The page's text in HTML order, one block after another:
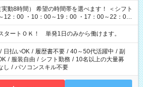
間帯を選べます！ ＜シフト
12：00 ・10：00～19：00 ・17：00～22：00
00 ・22：00～翌6：00 など
タートＯＫ！ 単発1日のみから働けます。
/ 日払いOK / 履歴書不要 / 40～50代活躍中 / 副
/ 服装自由 / シフト勤務 / 10名以上の大量募
し / パソコンスキル不要